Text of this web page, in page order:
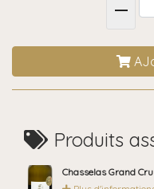
Produits
Chasselas Grand Cru